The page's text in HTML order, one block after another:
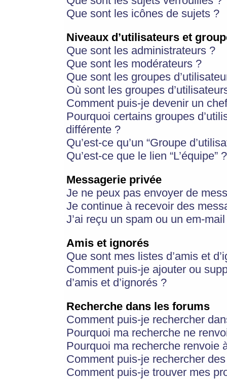
Que sont les icônes de sujets ?
Niveaux d’utilisateurs et
Que sont les administrateurs ?
Que sont les modérateurs ?
Que sont les groupes
Où sont les groupes
Comment puis-je devenir un
Pourquoi certains groupes
différente ?
Qu’est-ce qu’un “Groupe
Qu’est-ce que le lien “L’équipe” ?
Messagerie privée
Je ne peux pas envoyer de
Je continue à recevoir des
J’ai reçu un spam ou un em-
Amis et ignorés
Que sont mes listes d’amis et
Comment puis-je ajouter ou
d’amis et d’ignorés ?
Recherche dans les forums
Comment puis-je rechercher
Pourquoi ma recherche ne
Pourquoi ma recherche renvoie
Comment puis-je rechercher
Comment puis-je trouver mes